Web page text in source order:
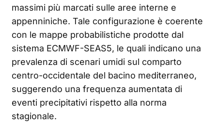
massimi più marcati sulle aree interne e
appenniniche. Tale configurazione è coerente
con le mappe probabilistiche prodotte dal
sistema ECMWF-SEAS5, le quali indicano una
prevalenza di scenari umidi sul comparto
centro-occidentale del bacino mediterraneo,
suggerendo una frequenza aumentata di
eventi precipitativi rispetto alla norma
stagionale.